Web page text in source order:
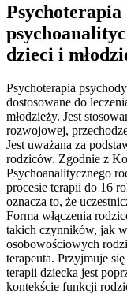
Psychoterapia
dzieci i
Psychoterapia
dostosowane do
młodzieży. Jest
rozwojowej,
Jest uważana za
rodziców. Zgodnie z
Psychoanalitycznego
procesie terapii do 16
oznacza to, że
Forma włączenia
takich czynników, jak
osobowościowych
terapeuta. Przyjmuje
terapii dziecka jest
kontekście funkcji